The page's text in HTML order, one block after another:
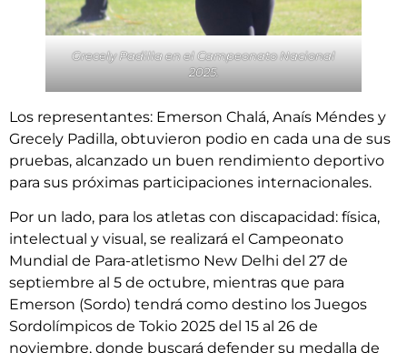
Grecely Padilla en el Campeonato Nacional
2025.
Los representantes: Emerson Chalá, Anaís Méndes y
Grecely Padilla, obtuvieron podio en cada una de sus
pruebas, alcanzado un buen rendimiento deportivo
para sus próximas participaciones internacionales.
Por un lado, para los atletas con discapacidad: física,
intelectual y visual, se realizará el Campeonato
Mundial de Para-atletismo New Delhi del 27 de
septiembre al 5 de octubre, mientras que para
Emerson (Sordo) tendrá como destino los Juegos
Sordolímpicos de Tokio 2025 del 15 al 26 de
noviembre, donde buscará defender su medalla de